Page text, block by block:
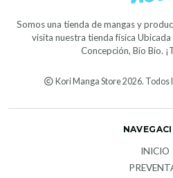
Somos una tienda de mangas y
visita nuestra tienda física
Concepción, Bío Bío.
Kori Manga Store 2026.
INICIO